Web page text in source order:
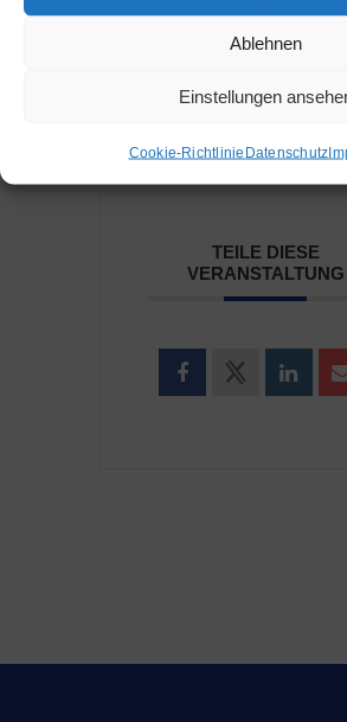
Ablehnen
Einstellungen
Cookie-Richtlinie Datenschutz
+ iCal / Outlook
TEILE DIESE
VERANSTALTUNG